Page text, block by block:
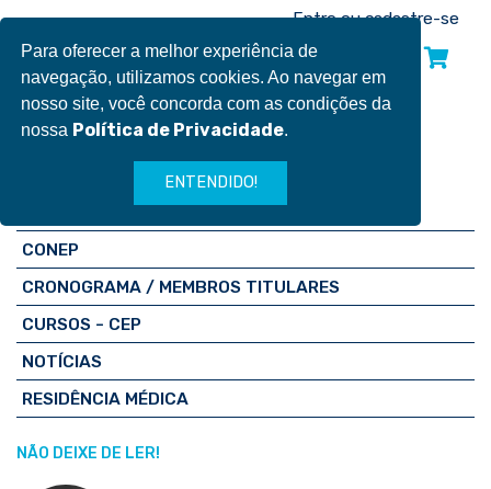
Para oferecer a melhor experiência de
navegação, utilizamos cookies. Ao navegar em
nosso site, você concorda com as condições da
nossa Política de Privacidade.
ENTENDIDO!
conteúdo
Entre ou cadastre-se
INSCREVA-SE
CONEP
CRONOGRAMA / MEMBROS TITULARES
CURSOS - CEP
NOTÍCIAS
RESIDÊNCIA MÉDICA
NÃO DEIXE DE LER!